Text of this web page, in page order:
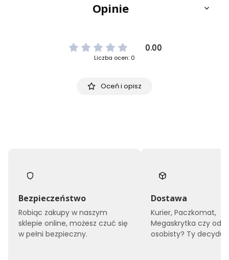
Opinie
0.00
Liczba ocen: 0
Oceń i opisz
Bezpieczeństwo
Robiąc zakupy w naszym
sklepie online, możesz czuć się
w pełni bezpieczny.
Dostawa
Kurier, Paczkomat,
Megaskrytka czy
osobisty? Ty